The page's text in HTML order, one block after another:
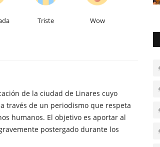
Triste Wow
de la ciudad de Linares cuyo
través de un periodismo que respeta
humanos. El objetivo es aportar al
postergado durante los